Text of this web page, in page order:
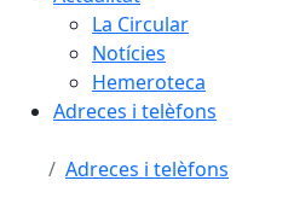
La Circular
Notícies
Hemeroteca
Adreces i telèfons
Adreces i telèfons